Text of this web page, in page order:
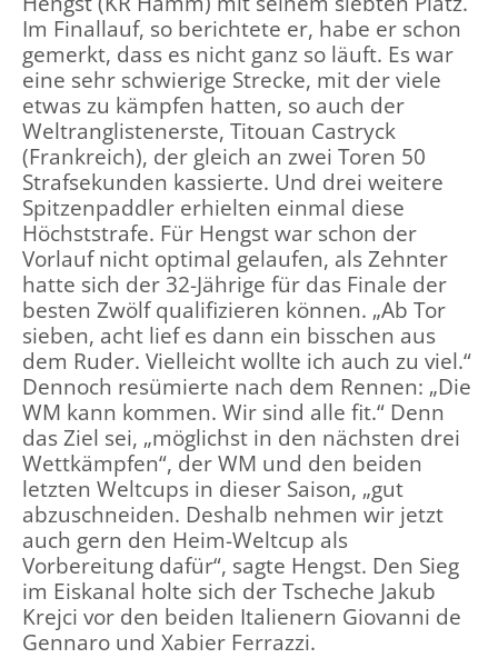
Im Finallauf, so berichtete er, habe er schon
gemerkt, dass es nicht ganz so läuft. Es war
eine sehr schwierige Strecke, mit der viele
etwas zu kämpfen hatten, so auch der
Weltranglistenerste, Titouan Castryck
(Frankreich), der gleich an zwei Toren 50
Strafsekunden kassierte. Und drei weitere
Spitzenpaddler erhielten einmal diese
Höchststrafe. Für Hengst war schon der
Vorlauf nicht optimal gelaufen, als Zehnter
hatte sich der 32-Jährige für das Finale der
besten Zwölf qualifizieren können. „Ab Tor
sieben, acht lief es dann ein bisschen aus
dem Ruder. Vielleicht wollte ich auch zu viel.“
Dennoch resümierte nach dem Rennen: „Die
WM kann kommen. Wir sind alle fit.“ Denn
das Ziel sei, „möglichst in den nächsten drei
Wettkämpfen“, der WM und den beiden
letzten Weltcups in dieser Saison, „gut
abzuschneiden. Deshalb nehmen wir jetzt
auch gern den Heim-Weltcup als
Vorbereitung dafür“, sagte Hengst. Den Sieg
im Eiskanal holte sich der Tscheche Jakub
Krejci vor den beiden Italienern Giovanni de
Gennaro und Xabier Ferrazzi.